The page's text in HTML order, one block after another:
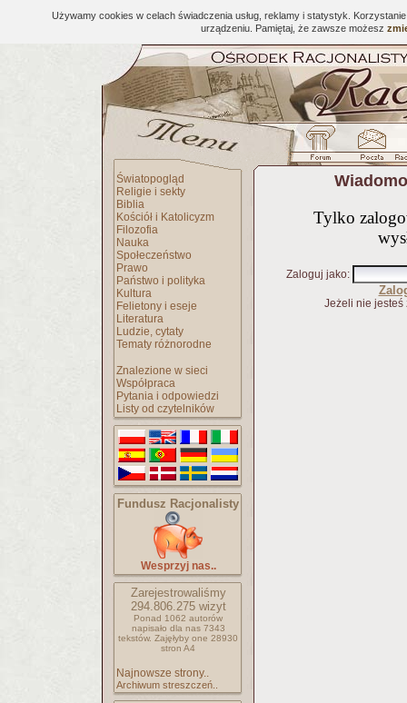
Używamy cookies w celach świadczenia usług, reklamy i statystyk.
urządzeniu. Pamiętaj, że zawsze możesz
Światopogląd
Religie i sekty
Biblia
Kościół i Katolicyzm
Filozofia
Nauka
Społeczeństwo
Prawo
Państwo i polityka
Kultura
Felietony i eseje
Literatura
Ludzie, cytaty
Tematy różnorodne
Znalezione w sieci
Współpraca
Pytania i odpowiedzi
Listy od czytelników
Fundusz Racjonalisty
Wesprzyj nas..
Zarejestrowaliśmy
294.806.275wizyt
Ponad 1062 autorów
napisało dla nas 7343
tekstów. Zajęłyby one 28930
stron A4
Najnowsze strony..
Archiwum streszczeń..
Tylko
Zaloguj jako:
Jeżeli nie